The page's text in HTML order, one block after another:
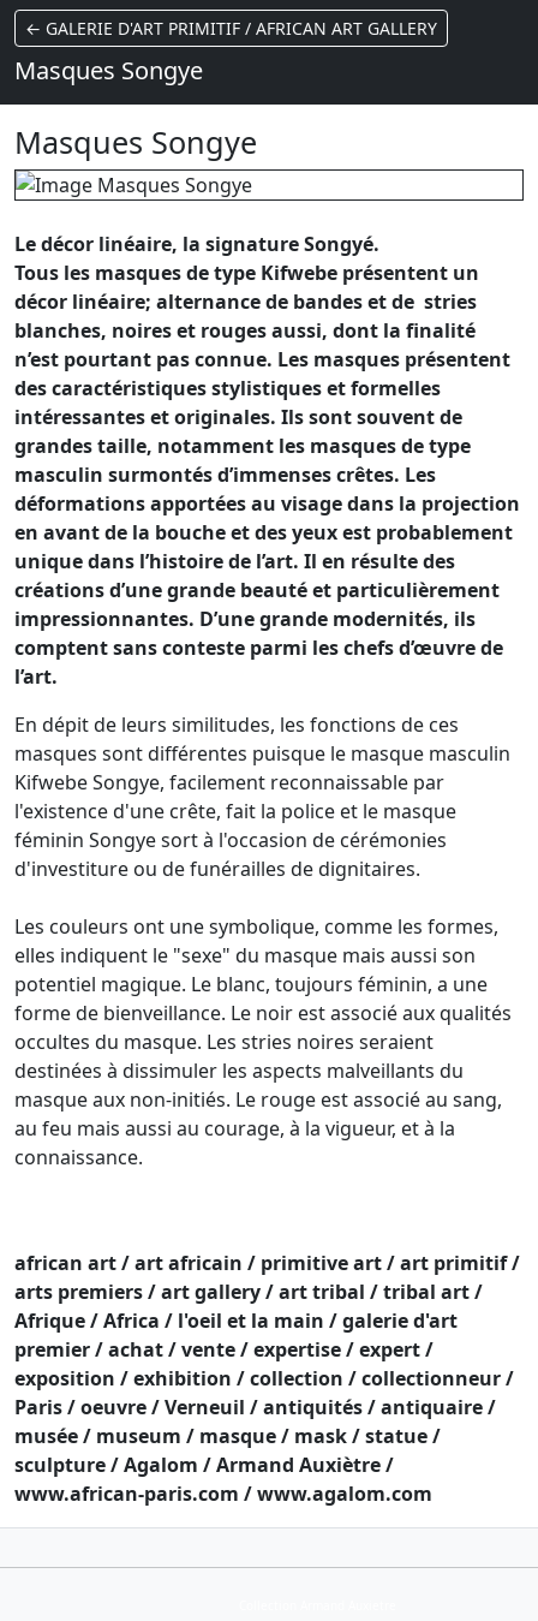
← GALERIE D'ART PRIMITIF / AFRICAN ART GALLERY
Masques Songye
Masques Songye
Le décor linéaire, la signature Songyé.
Tous les masques de type Kifwebe présentent un
décor linéaire; alternance de bandes et de stries
blanches, noires et rouges aussi, dont la finalité
n’est pourtant pas connue. Les masques présentent
des caractéristiques stylistiques et formelles
intéressantes et originales. Ils sont souvent de
grandes taille, notamment les masques de type
masculin surmontés d’immenses crêtes. Les
déformations apportées au visage dans la projection
en avant de la bouche et des yeux est probablement
unique dans l’histoire de l’art. Il en résulte des
créations d’une grande beauté et particulièrement
impressionnantes. D’une grande modernités, ils
comptent sans conteste parmi les chefs d’œuvre de
l’art.
En dépit de leurs similitudes, les fonctions de ces
masques sont différentes puisque le masque masculin
Kifwebe Songye, facilement reconnaissable par
l'existence d'une crête, fait la police et le masque
féminin Songye sort à l'occasion de cérémonies
d'investiture ou de funérailles de dignitaires.
Les couleurs ont une symbolique, comme les formes,
elles indiquent le "sexe" du masque mais aussi son
potentiel magique. Le blanc, toujours féminin, a une
forme de bienveillance. Le noir est associé aux qualités
occultes du masque. Les stries noires seraient
destinées à dissimuler les aspects malveillants du
masque aux non-initiés. Le rouge est associé au sang,
au feu mais aussi au courage, à la vigueur, et à la
connaissance.
african art / art africain / primitive art / art primitif /
arts premiers / art gallery / art tribal / tribal art /
Afrique / Africa / l'oeil et la main / galerie d'art
premier / achat / vente / expertise / expert /
exposition / exhibition / collection / collectionneur /
Paris / oeuvre / Verneuil / antiquités / antiquaire /
musée / museum / masque / mask / statue /
sculpture / Agalom / Armand Auxiètre /
www.african-paris.com / www.agalom.com